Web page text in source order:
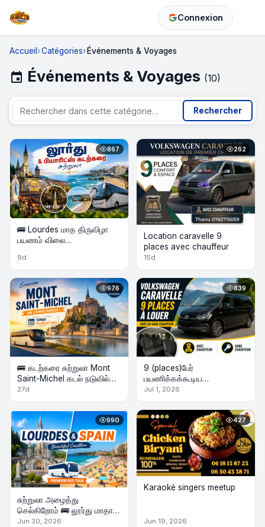
Connexion
Accueil Catégories Événements & Voyages
event Événements & Voyages (10)
Rechercher
867
🚌 Lourdes மாத திருவிழா
பயணம் விலை
Biarritz கடற்கரை Beach
Tour | 2 Nights Hôtel | Août
2026
9d
262
Location caravelle 9
places avec chauffeur
15d
976
🚌 கடற்கரை சுற்றுலா Mont
Saint-Michel கடல் நடுவில்
அதிசய கோவில்.
27d
839
9 (places)பேர்
பயணிக்கக்கூடிய
Volkswagen Caravelle
வாடகைக்கு உள்ளது -
Volkswagen Caravelle 9
places à louer
Jul 1, 2026
990
சுற்றுலா அழைத்து
செல்கிறோம் 🚌 லூர்து மாதா &
Spain அழகிய கடற்கரை
Jun 30, 2026
427
Karaoké singers meetup
Jun 19, 2026